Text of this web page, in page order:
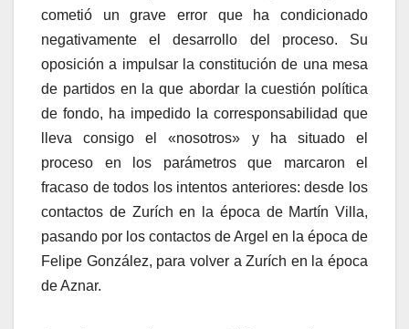
cometió un grave error que ha condicionado
negativamente el desarrollo del proceso. Su
oposición a impulsar la constitución de una mesa
de partidos en la que abordar la cuestión polí­tica
de fondo, ha impedido la corresponsabilidad que
lleva consigo el «nosotros» y ha situado el
proceso en los parámetros que marcaron el
fracaso de todos los intentos anteriores: desde los
contactos de Zurí­ch en la época de Martí­n Villa,
pasando por los contactos de Argel en la época de
Felipe González, para volver a Zurí­ch en la época
de Aznar.